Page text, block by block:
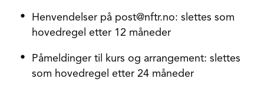
Henvendelser på post@nftr.no: slettes som
hovedregel etter 12 måneder
Påmeldinger til kurs og arrangement: slettes
som hovedregel etter 24 måneder